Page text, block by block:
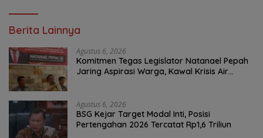
Berita Lainnya
Agustus 6, 2026
Komitmen Tegas Legislator Natanael Pepah
Jaring Aspirasi Warga, Kawal Krisis Air
Agustus 6, 2026
BSG Kejar Target Modal Inti, Posisi
Pertengahan 2026 Tercatat Rp1,6 Triliun